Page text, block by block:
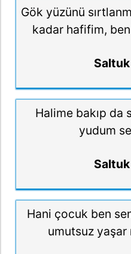
Gök yüzünü
kadar hafifim,
Halime bakıp da
yudum
Hani çocuk ben
umutsuz yaşar